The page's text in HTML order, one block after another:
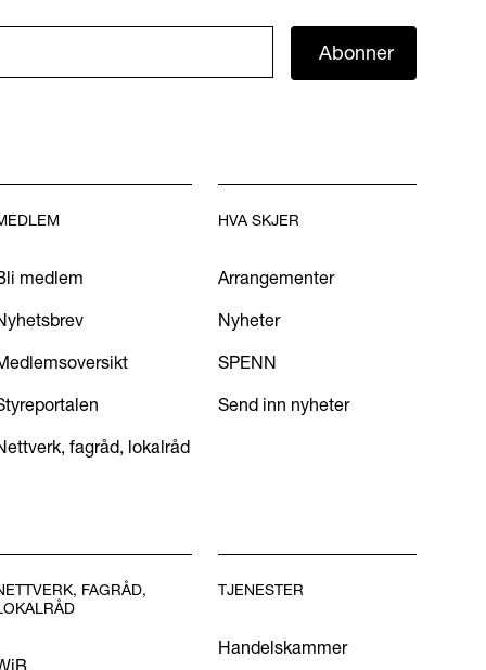
Abonner
medlem
fagråd, lokalråd
HVA SKJER
Arrangementer
Nyheter
SPENN
Send inn nyheter
FAGRÅD,
TJENESTER
Handelskammer